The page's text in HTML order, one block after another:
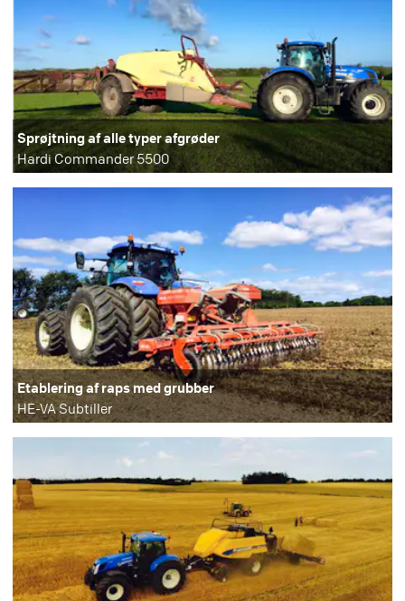
Sprøjtning af alle typer afgrøder
Hardi Commander 5500
Etablering af raps med grubber
HE-VA Subtiller